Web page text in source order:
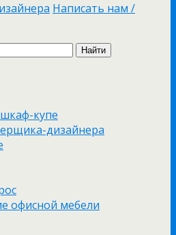
Написать нам /
купе
дизайнера
офисной мебели